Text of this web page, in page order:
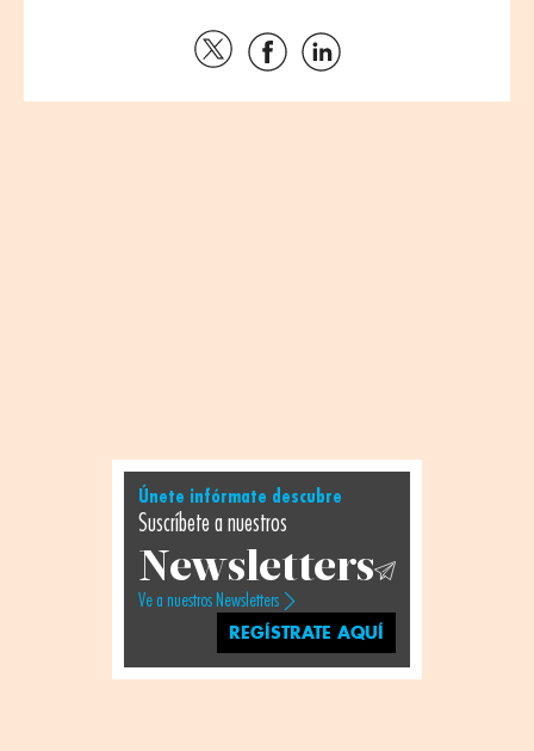
Compartir
por
Compartir
por
Únete infórmate descubre
Suscríbete a nuestros
Newsletters
Ve a nuestros Newsletters
REGÍSTRATE AQUÍ